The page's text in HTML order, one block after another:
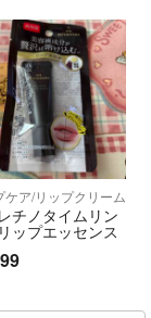
ケア/リップクリーム
チノタイムリン
ップエッセンス